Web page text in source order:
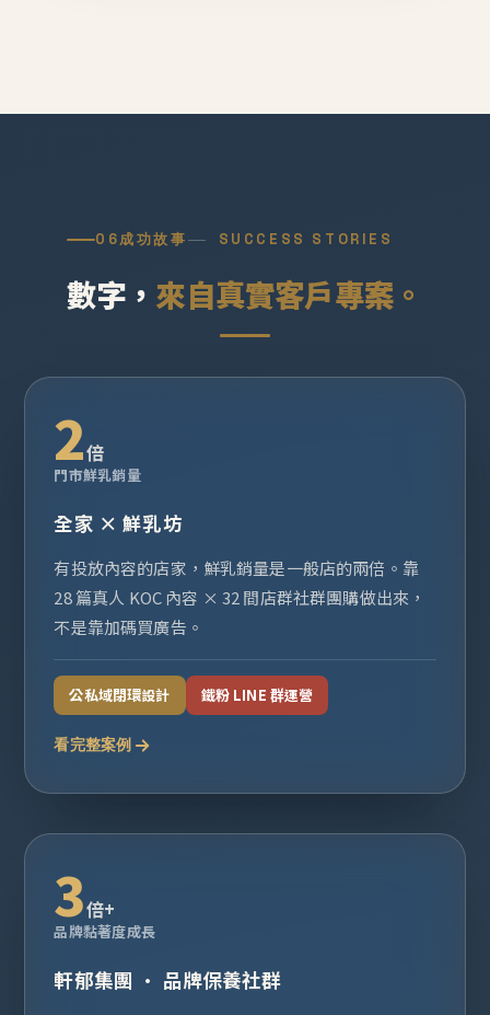
06成功故事 SUCCESS STORIES
數字， 來自真實客戶專案。
2倍
門市鮮乳銷量
全家 × 鮮乳坊
有投放內容的店家，鮮乳銷量是一般店的兩倍。靠
28 篇真人 KOC 內容 × 32 間店群社群團購做出來，
不是靠加碼買廣告。
公私域閉環設計 鐵粉 LINE 群運營
看完整案例
3倍+
品牌黏著度成長
軒郁集團 · 品牌保養社群